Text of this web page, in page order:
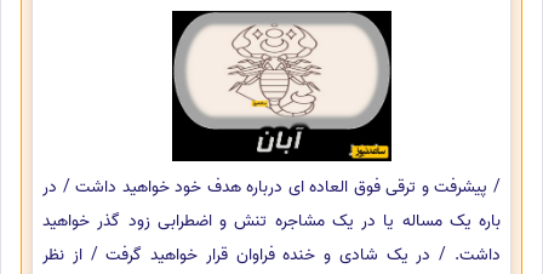
/ پیشرفت و ترقی فوق العاده ای درباره هدف خود خواهید داشت / در
باره یک مساله یا در یک مشاجره تنش و اضطرابی زود گذر خواهید
داشت. / در یک شادی و خنده فراوان قرار خواهید گرفت / از نظر